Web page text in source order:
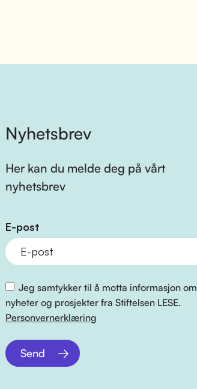
Nyhetsbrev
Her kan du melde deg på vårt
nyhetsbrev
E-post
Jeg samtykker til å motta informasjon om
nyheter og prosjekter fra Stiftelsen LESE.
Personvernerklæring
Send